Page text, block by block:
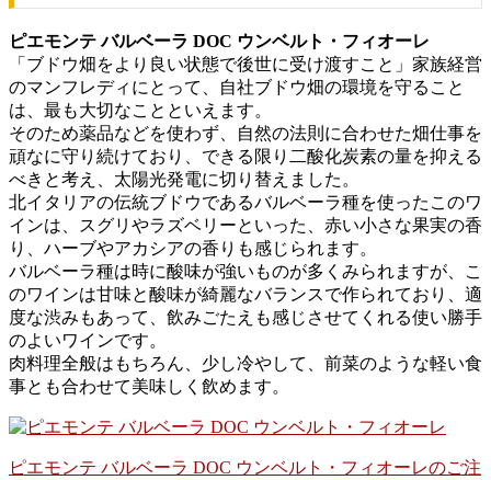
ピエモンテ バルベーラ DOC ウンベルト・フィオーレ
「ブドウ畑をより良い状態で後世に受け渡すこと」家族経営
のマンフレディにとって、自社ブドウ畑の環境を守ること
は、最も大切なことといえます。
そのため薬品などを使わず、自然の法則に合わせた畑仕事を
頑なに守り続けており、できる限り二酸化炭素の量を抑える
べきと考え、太陽光発電に切り替えました。
北イタリアの伝統ブドウであるバルベーラ種を使ったこのワ
インは、スグリやラズベリーといった、赤い小さな果実の香
り、ハーブやアカシアの香りも感じられます。
バルベーラ種は時に酸味が強いものが多くみられますが、こ
のワインは甘味と酸味が綺麗なバランスで作られており、適
度な渋みもあって、飲みごたえも感じさせてくれる使い勝手
のよいワインです。
肉料理全般はもちろん、少し冷やして、前菜のような軽い食
事とも合わせて美味しく飲めます。
ピエモンテ バルベーラ DOC ウンベルト・フィオーレのご注